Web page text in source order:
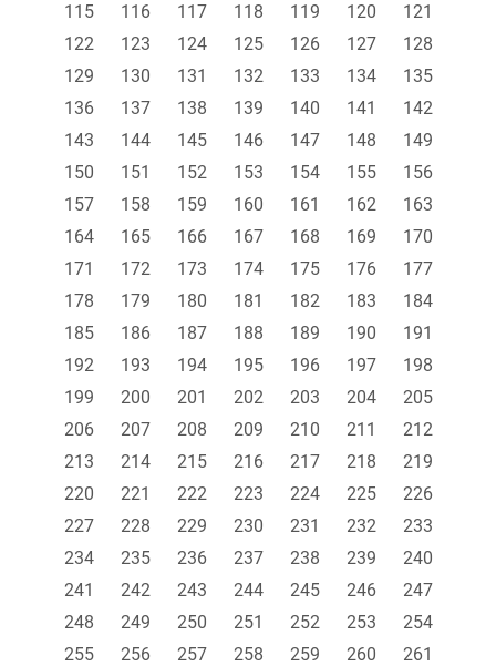
115
116 117 118 119 120
121
122
123 124 125 126 127
128
129
130 131 132 133 134
135
136
137 138 139 140 141
142
143
144 145 146 147 148
149
150
151 152 153 154 155
156
157
158 159 160 161 162
163
164
165 166 167 168 169
170
171
172 173 174 175 176
177
178
179 180 181 182 183
184
185
186 187 188 189 190
191
192
193 194 195 196 197
198
199
200 201 202 203 204
205
206
207 208 209 210 211
212
213
214 215 216 217 218
219
220
221 222 223 224 225
226
227
228 229 230 231 232
233
234
235 236 237 238 239
240
241
242 243 244 245 246
247
248
249 250 251 252 253
254
255
256 257 258 259 260
261